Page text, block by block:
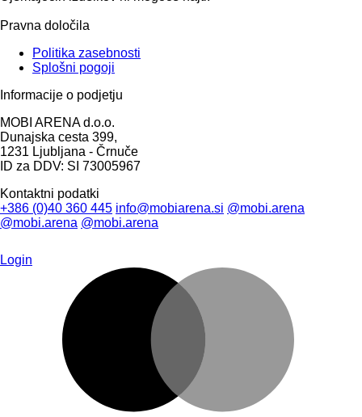
Pravna določila
Politika zasebnosti
Splošni pogoji
Informacije o podjetju
MOBI ARENA d.o.o.
Dunajska cesta 399,
1231 Ljubljana - Črnuče
ID za DDV: SI 73005967
Kontaktni podatki
+386 (0)40 360 445 info@mobiarena.si @mobi.arena
@mobi.arena @mobi.arena
Login